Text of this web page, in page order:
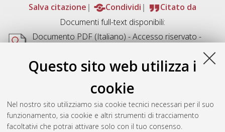
Questo sito web utilizza i
cookie
Nel nostro sito utilizziamo sia cookie tecnici necessari per il suo
funzionamento, sia cookie e altri strumenti di tracciamento
facoltativi che potrai attivare solo con il tuo consenso.
Salva citazione
Condividi
Citato da
Documenti full-text disponibili:
Documento PDF(Italiano) - Accesso riservato -
Acrobat Reader
Download (12MB)
Abstract
Altri metadati